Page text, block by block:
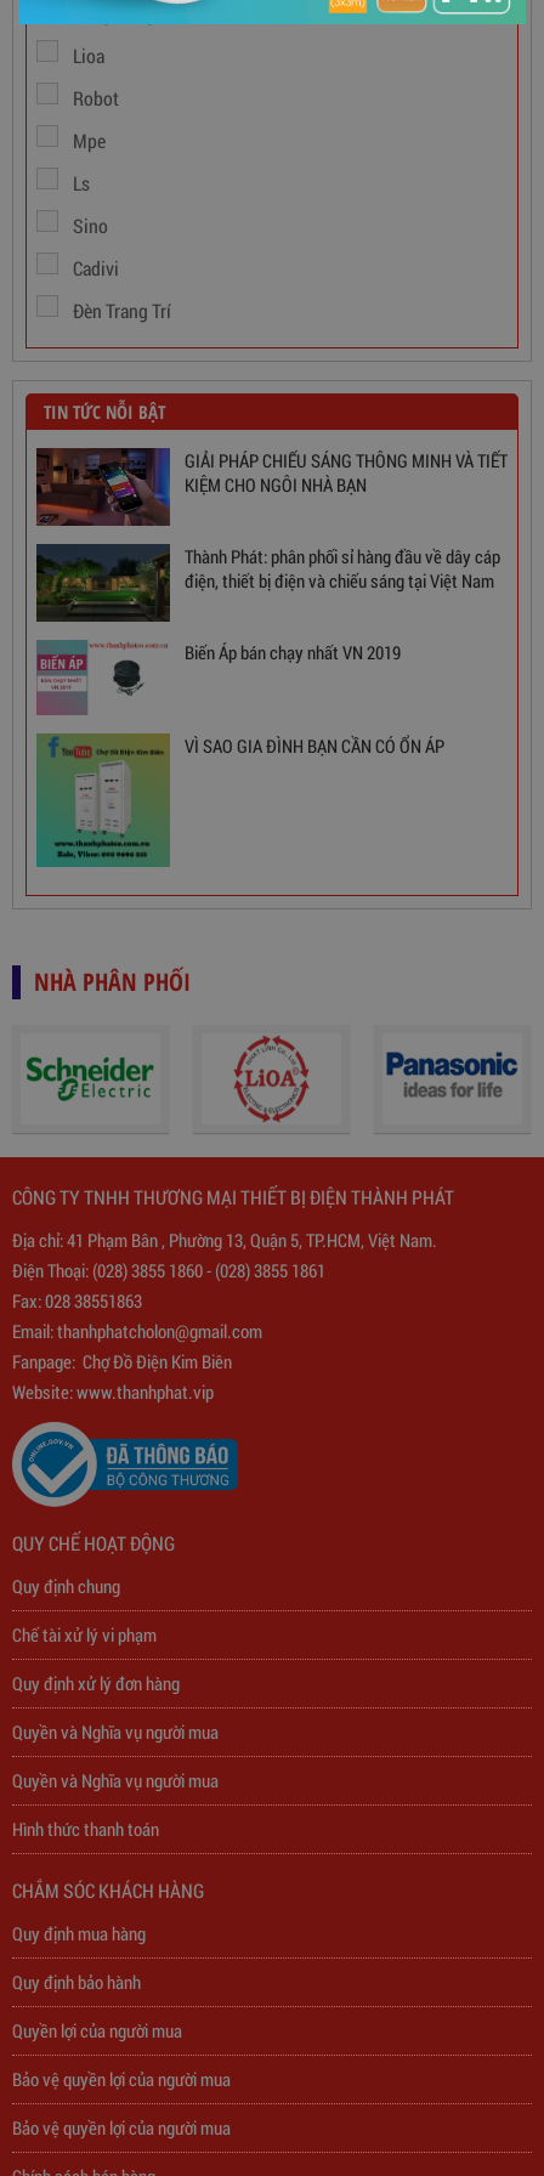
Ổn Áp 1 Pha SH 5000 II NEW 2020
3,380,000
Biến Áp Đổi Nguồn DN020
775,000đ
Trạm Sạc Điện Thoại 2D22N5USB
310,000đ
Ổ Cắm Phổ Thông 6S5
130,000đ
Rạng Đông
Lioa
Robot
Mpe
Ls
Sino
Cadivi
Đèn Trang Trí
TIN TỨC NỖI BẬT
GIẢI PHÁP CHIẾU SÁNG THÔNG MINH VÀ TIẾT
KIỆM CHO NGÔI NHÀ BẠN
Thành Phát: phân phối sỉ hàng đầu về dây cáp
điện, thiết bị điện và chiếu sáng tại Việt Nam
Biến Áp bán chạy nhất VN 2019
VÌ SAO GIA ĐÌNH BẠN CẦN CÓ ỔN ÁP
NHÀ PHÂN PHỐI
CÔNG TY TNHH THƯƠNG MẠI THIẾT BỊ ĐIỆN THÀNH PHÁT
Địa chỉ: 41 Phạm Bân , Phường 13, Quận 5, TP.HCM, Việt Nam.
Điện Thoại: (028) 3855 1860- (028) 3855 1861
Fax: 028 38551863
Email:thanhphatcholon@gmail.com
Fanpage: Chợ Đồ Điện Kim Biên
Website: www.thanhphat.vip
QUY CHẾ HOẠT ĐỘNG
Quy định chung
Chế tài xử lý vi phạm
Quy định xử lý đơn hàng
Quyền và Nghĩa vụ người mua
Quyền và Nghĩa vụ người mua
Hình thức thanh toán
CHẮM SÓC KHÁCH HÀNG
Quy định mua hàng
Quy định bảo hành
Quyền lợi của người mua
Bảo vệ quyền lợi của người mua
Bảo vệ quyền lợi của người mua